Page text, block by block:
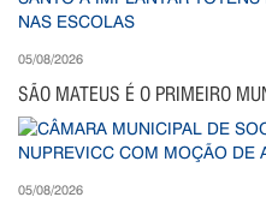
05/08/2026
SÃO MATEUS É O PRIMEIRO
05/08/2026